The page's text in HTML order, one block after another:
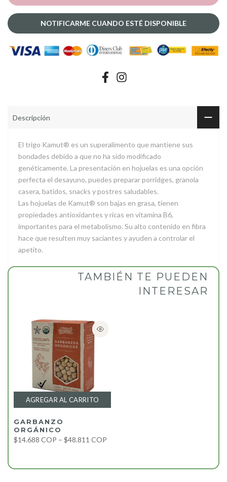
NOTIFICARME CUANDO ESTÉ DISPONIBLE
Descripción
El trigo Kamut® es un superalimento que mantiene sus
bondades debido a que no ha sido modificado
genéticamente. La presentación en hojuelas es una opción
perfecta el desayuno, puedes preparar porridges, granola
casera, batidos, snacks y postres saludables.
Las hojuelas de Kamut® son bajas en grasa, tienen
propiedades antioxidantes y ricas en vitamina B6,
importantes para el metabolismo. Su alto contenido en fibra
hace que resulten muy saciantes y ayuden a controlar el
apetito.
TAMBIÉN TE PUEDEN
INTERESAR
AGREGAR AL CARRITO
GARBANZO
ORGÁNICO
$14.688 COP – $48.811 COP